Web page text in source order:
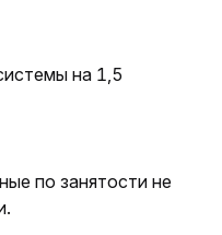
на 1,5
по занятости не